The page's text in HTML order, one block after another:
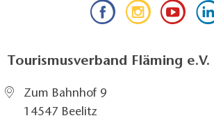
Tourismusverband Fläming e.V.
Zum Bahnhof 9
14547 Beelitz